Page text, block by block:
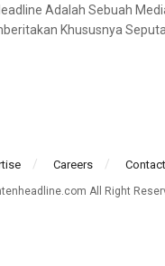
Adalah Sebuah
Khususnya
Careers Contact
All Right